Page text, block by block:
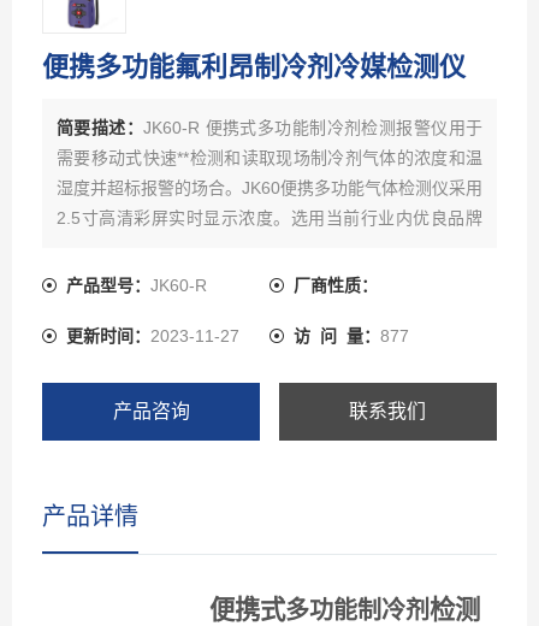
便携多功能氟利昂制冷剂冷媒检测仪
简要描述：JK60-R 便携式多功能制冷剂检测报警仪用于
需要移动式快速**检测和读取现场制冷剂气体的浓度和温
湿度并超标报警的场合。JK60便携多功能气体检测仪采用
2.5寸高清彩屏实时显示浓度。选用当前行业内优良品牌
体传感器、瑞士高精度电容式数字温湿度传感器。JK60先
作**和外观**。JK60可以检测管道中或受限空间、大气环
类超过1000多种，还可以检测各种背景气体为氮气或氧气
产品型号： JK60-R 厂商性质：
更新时间： 2023-11-27 访 问 量： 877
产品咨询 联系我们
产品详情
便携式多功能制冷剂检测